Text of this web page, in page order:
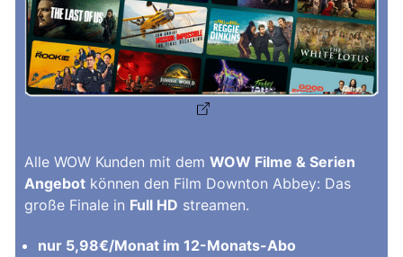
Alle WOW Kunden mit dem WOW Filme & Serien
Angebot können den Film Downton Abbey: Das
große Finale in Full HD streamen.
nur 5,98€/Monat im 12-Monats-Abo